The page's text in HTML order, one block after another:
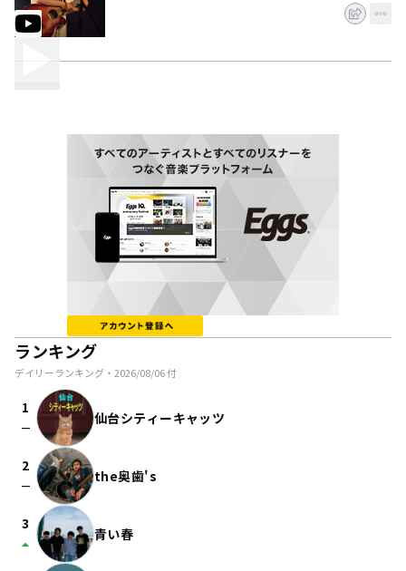
ランキング
デイリーランキング・ 2026/08/06付
1
check_indeterminate_small 仙台シティーキャッツ
2
check_indeterminate_small the奥歯's
3
arrow_drop_up 青い春